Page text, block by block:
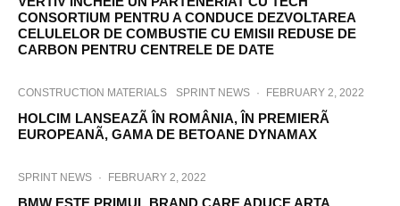
CONSORTIUM PENTRU A CONDUCE DEZVOLTAREA
CELULELOR DE COMBUSTIE CU EMISII REDUSE DE
CARBON PENTRU CENTRELE DE DATE
CONSTRUCTION MATERIALS SPRINT NEWS · FEBRUARY 2, 2022
HOLCIM LANSEAZÃ ÎN ROMÂNIA, ÎN PREMIERÃ
EUROPEANÃ, GAMA DE BETOANE DYNAMAX
SPRINT NEWS · FEBRUARY 2, 2022
BMW ESTE PRIMUL BRAND CARE ADUCE ARTA